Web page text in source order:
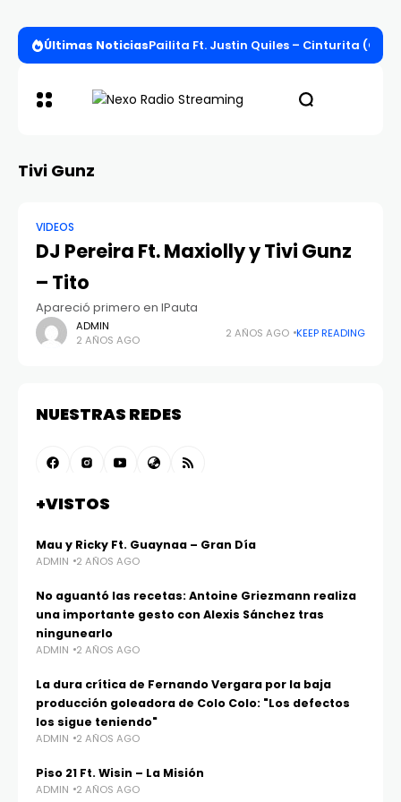
Últimas NoticiasPailita Ft. Justin Quiles – Cinturita
Tivi Gunz
VIDEOS
DJ Pereira Ft. Maxiolly y Tivi Gunz
– Tito
Apareció primero en IPauta
ADMIN
2 AÑOS AGO
2 AÑOS AGO KEEP READING
NUESTRAS REDES
+VISTOS
Mau y Ricky Ft. Guaynaa – Gran Día
ADMIN 2 AÑOS AGO
No aguantó las recetas: Antoine Griezmann realiza
una importante gesto con Alexis Sánchez tras
ningunearlo
ADMIN 2 AÑOS AGO
La dura crítica de Fernando Vergara por la baja
producción goleadora de Colo Colo: "Los defectos
los sigue teniendo"
ADMIN 2 AÑOS AGO
Piso 21 Ft. Wisin – La Misión
ADMIN 2 AÑOS AGO